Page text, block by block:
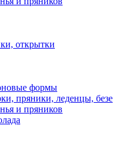
открытки
формы
пряники, леденцы, безе
и пряников